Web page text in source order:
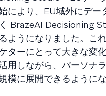
により、EU域外にデー
BrazeAI Decisioning
ようになりました。こ
ターにとって大きな変
用しながら、パーソナ
模に展開できるようにな